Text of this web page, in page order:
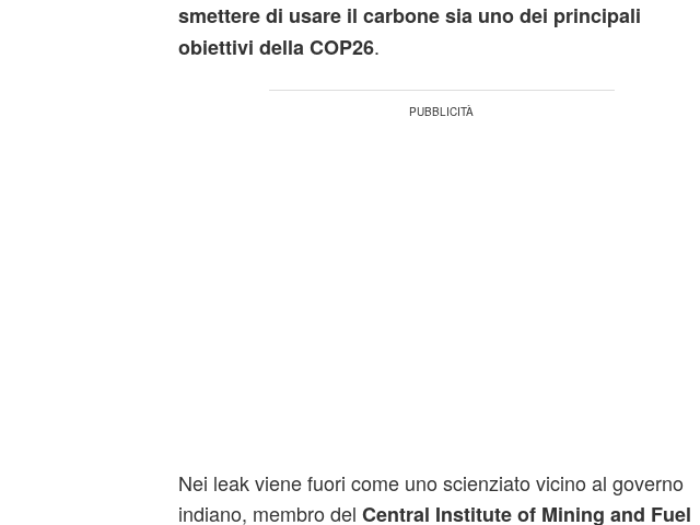
smettere di usare il carbone sia uno dei principali
obiettivi della COP26.
Nei leak viene fuori come uno scienziato vicino al governo
indiano, membro del Central Institute of Mining and Fuel